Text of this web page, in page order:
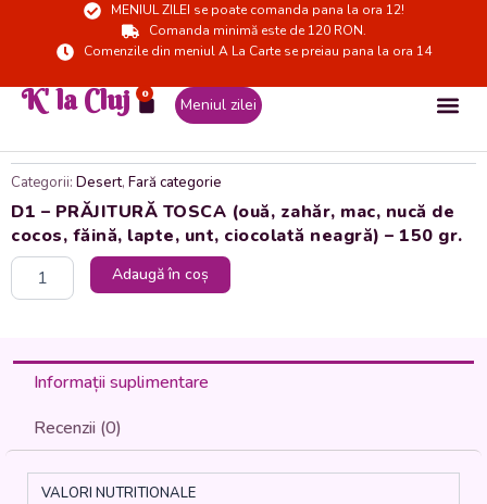
MENIUL ZILEI se poate comanda pana la ora 12!
Comanda minimă este de 120 RON.
Comenzile din meniul A La Carte se preiau pana la ora 14
K' la Cluj 0
Cart Meniul zilei
Categorii: Desert, Fară categorie
D1 – PRĂJITURĂ TOSCA (ouă, zahăr, mac, nucă de
cocos, făină, lapte, unt, ciocolată neagră) – 150 gr.
Cantitate
(ouă,
mac,
nucă
cocos,
Adaugă în coș
Informații suplimentare
Recenzii (0)
VALORI NUTRITIONALE